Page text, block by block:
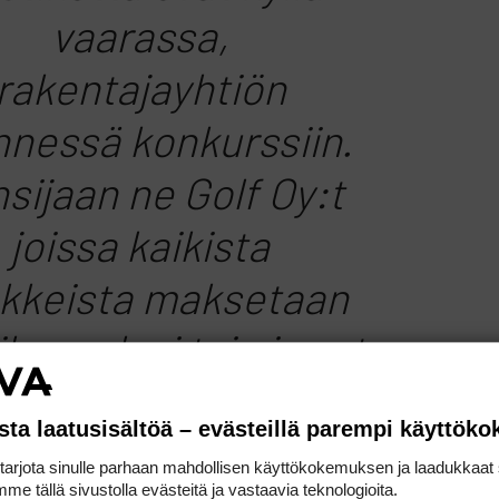
vaarassa,
konkurssiin.
ne Golf Oy:t
joissa kaikista
maksetaan
pelasi tai ei ovat
pitkään vahvoilla.
laatusisältöä – evästeillä parempi
sinulle parhaan mahdollisen käyttökokemuksen ja laadukkaat
tällä sivustolla evästeitä ja vastaavia teknologioita.